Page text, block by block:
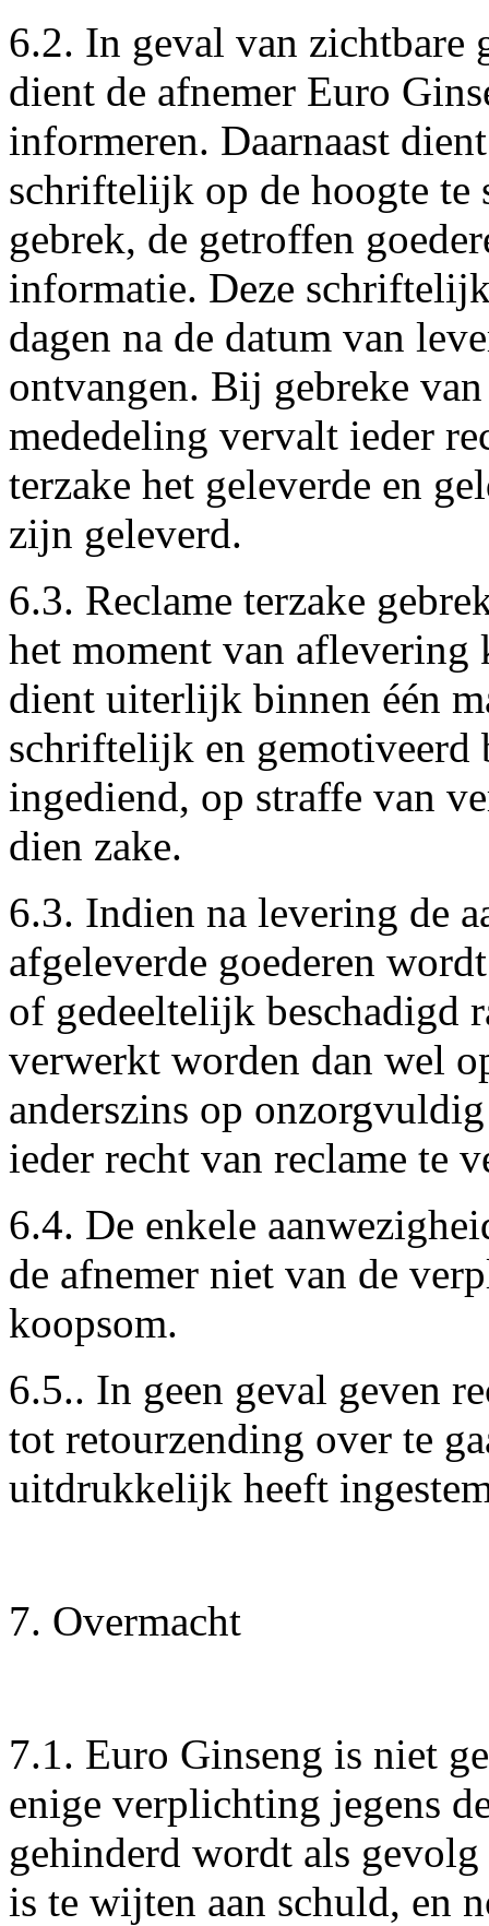
6.2. In geval van zichtbare
dient de afnemer Euro
informeren. Daarnaast
schriftelijk op de hoogte te
gebrek, de getroffen
informatie. Deze
dagen na de datum van
ontvangen. Bij gebreke
mededeling vervalt ieder
terzake het geleverde en
zijn geleverd.
6.3. Reclame terzake
het moment van aflevering
dient uiterlijk binnen één
schriftelijk en gemotiveerd
ingediend, op straffe van
dien zake.
6.3. Indien na levering de
afgeleverde goederen
of gedeeltelijk beschadigd
verwerkt worden dan wel
anderszins op
ieder recht van reclame te
6.4. De enkele
de afnemer niet van de
koopsom.
6.5.. In geen geval geven
tot retourzending over te
uitdrukkelijk heeft
7. Overmacht
7.1. Euro Ginseng is niet
enige verplichting jegens
gehinderd wordt als
is te wijten aan schuld, en